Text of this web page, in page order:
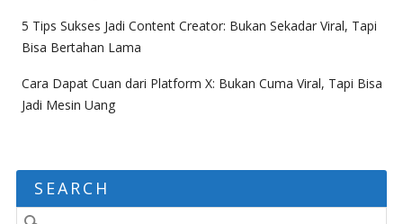
5 Tips Sukses Jadi Content Creator: Bukan Sekadar Viral, Tapi
Bisa Bertahan Lama
Cara Dapat Cuan dari Platform X: Bukan Cuma Viral, Tapi Bisa
Jadi Mesin Uang
SEARCH